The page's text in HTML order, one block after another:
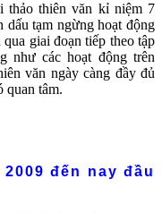
thảo thiên văn kỉ niệm 7
dấu tạm ngừng hoạt động
giai đoạn tiếp theo tập
như các hoạt động trên
văn ngày càng đầy đủ
quan tâm.
đến nay đầu